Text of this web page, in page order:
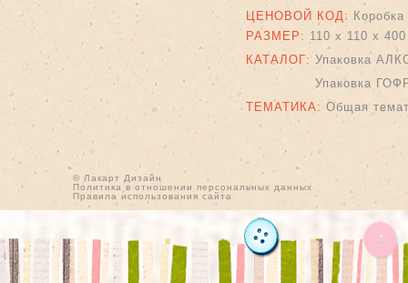
ЦЕНОВОЙ КОД:
РАЗМЕР: 110 х 110 х
КАТАЛОГ: Упаковка
Упаковка
ТЕМАТИКА: Общая
© Лакарт Дизайн
Политика в отношении персональных данных
Правила использования сайта